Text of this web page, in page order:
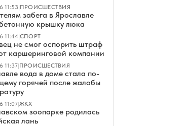
11:53|ПРОИСШЕСТВИЯ
забега в Ярославле
крышку люка
11:44|СПОРТ
не смог оспорить штраф
каршеринговой компании
11:37|ПРОИСШЕСТВИЯ
вода в доме стала по-
горячей после жалобы
11:07|ЖКХ
зоопарке родилась
лань